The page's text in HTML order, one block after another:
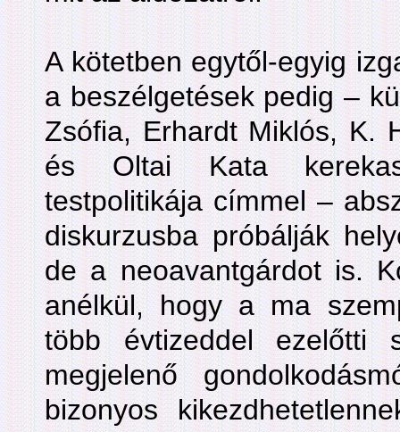
A kötetben egytől-egyig
a beszélgetések pedig –
Zsófia, Erhardt Miklós, K.
és Oltai Kata
testpolitikája címmel –
diskurzusba próbálják
de a neoavantgárdot is.
anélkül, hogy a ma
több évtizeddel ezelőtti
megjelenő
bizonyos